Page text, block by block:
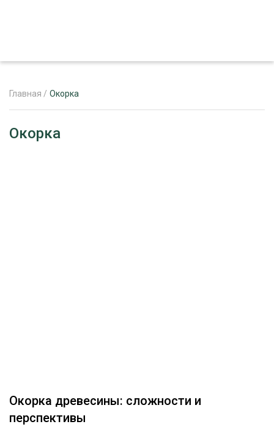
ЖУРНАЛ «ЛЕСНОЙ КОМПЛЕКС»
ПРОИЗВОДСТВО ДРЕВЕСНЫХ ПЛИТ
ЦБП
Главная / Окорка
Окорка
Окорка древесины: сложности и
перспективы